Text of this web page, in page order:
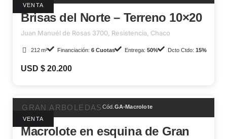
VENTA
Brisas del Norte – Terreno 10×20
Juan Manuél de Rosas 3700, Resistencia, Chaco
212 m² Financiación:6 Cuotas Entrega: 50% Dcto Ctdo: 15%
USD $ 20.200
GRAN ARBOLEDAS Cód. GA-Macrolote
VENTA
Macrolote en esquina de Gran